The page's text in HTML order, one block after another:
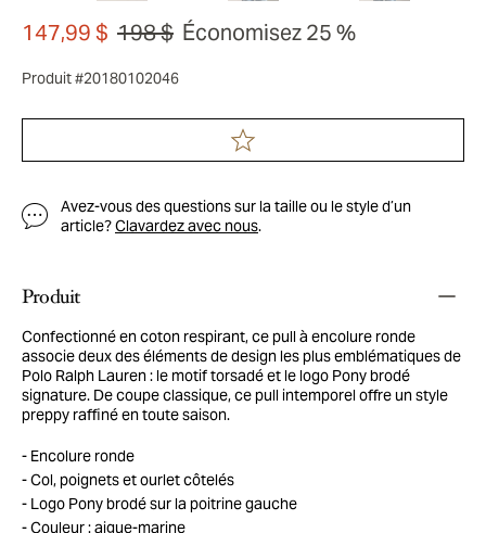
147,99 $ 198 $ Économisez 25 %
Produit #20180102046
Avez-vous des questions sur la taille ou le style d’un
article?Clavardez avec nous.
Produit
Confectionné en coton respirant, ce pull à encolure ronde
associe deux des éléments de design les plus emblématiques de
Polo Ralph Lauren : le motif torsadé et le logo Pony brodé
signature. De coupe classique, ce pull intemporel offre un style
preppy raffiné en toute saison.
Encolure ronde
Col, poignets et ourlet côtelés
Logo Pony brodé sur la poitrine gauche
Couleur : aigue-marine